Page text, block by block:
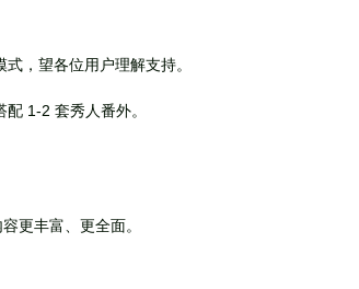
，望各位用户理解支持。
配 1-2 套秀人番外。
更丰富、更全面。